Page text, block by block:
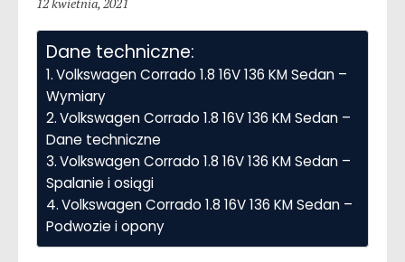
Dane techniczne:
Volkswagen Corrado 1.8 16V 136 KM Sedan –
Wymiary
Volkswagen Corrado 1.8 16V 136 KM Sedan –
Dane techniczne
Volkswagen Corrado 1.8 16V 136 KM Sedan –
Spalanie i osiągi
Volkswagen Corrado 1.8 16V 136 KM Sedan –
Podwozie i opony